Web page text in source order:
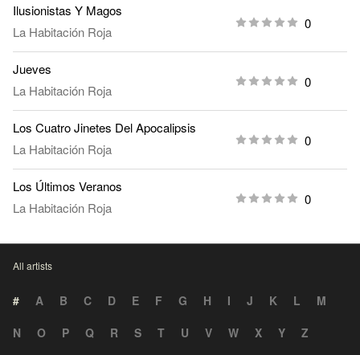
Ilusionistas Y Magos
La Habitación Roja
0
Jueves
La Habitación Roja
0
Los Cuatro Jinetes Del Apocalipsis
La Habitación Roja
0
Los Últimos Veranos
La Habitación Roja
0
All artists
# A B C D E F G H I J K L
M
N
O P Q R S T U V W X Y Z